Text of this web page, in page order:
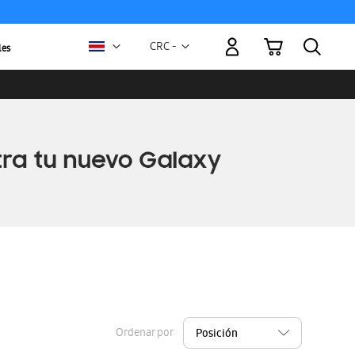
Moneda
CRC -
Mi carrito
Ordenar por